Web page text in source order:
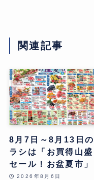
関連記事
8月7日～8月13日
ラシは「お買得山盛
セール！お盆夏市」
2026年8月6日